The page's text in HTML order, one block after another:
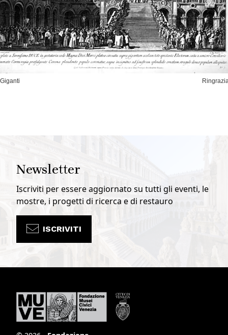
Newsletter
Iscriviti per essere aggiornato su tutti gli eventi, le
mostre, i progetti di ricerca e di restauro
ISCRIVITI